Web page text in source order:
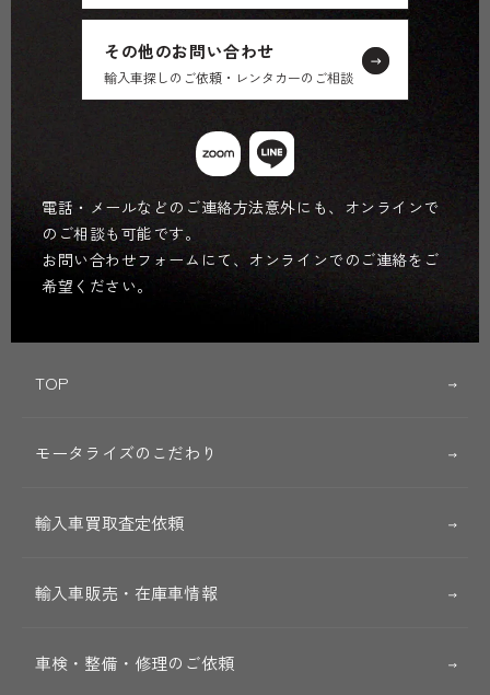
その他のお問い合わせ
輸入車探しのご依頼・レンタカーのご相談
電話・メールなどのご連絡方法意外にも、オンラインで
のご相談も可能です。
お問い合わせフォームにて、オンラインでのご連絡をご
希望ください。
TOP
モータライズのこだわり
輸入車買取査定依頼
輸入車販売・在庫車情報
車検・整備・修理のご依頼